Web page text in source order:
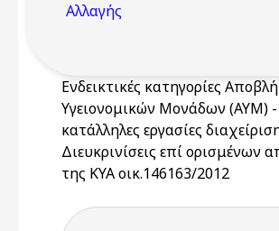
Αλλαγής
Ενδεικτικές κατηγορίες
Υγειονομικών Μονάδων (ΑΥΜ) -
κατάλληλες εργασίες
Διευκρινίσεις επί ορισμένων
της ΚΥΑ οικ.146163/2012